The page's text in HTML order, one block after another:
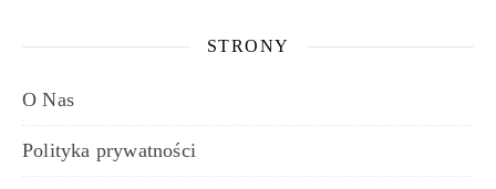
STRONY
O Nas
Polityka prywatności